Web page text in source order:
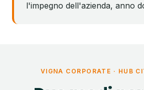
l'impegno dell'azienda, anno
VIGNA CORPORATE · HUB